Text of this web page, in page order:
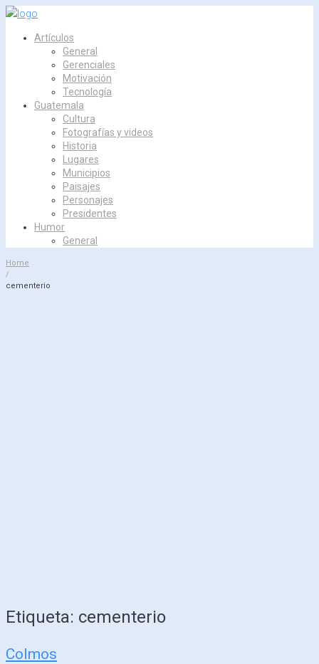
Skip
content
Artículos
General
Gerenciales
Motivación
Tecnología
Guatemala
Cultura
Fotografías y videos
Historia
Lugares
Municipios
Paisajes
Personajes
Presidentes
Humor
General
Home
/
cementerio
Etiqueta: cementerio
Colmos